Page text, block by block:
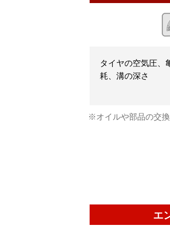
タイヤの空気圧、
耗、溝の深さ
※オイルや部品の交
エ